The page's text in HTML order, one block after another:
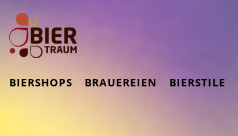
BIERSHOPS BRAUEREIEN BIERSTILE